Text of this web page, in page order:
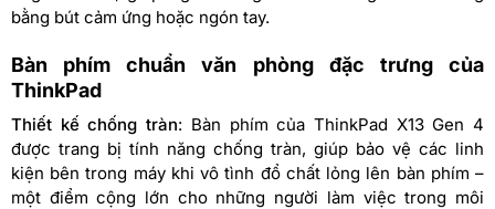
bằng bút cảm ứng hoặc ngón tay.
Bàn phím chuẩn văn phòng đặc trưng của
ThinkPad
Thiết kế chống tràn: Bàn phím của ThinkPad X13 Gen 4
được trang bị tính năng chống tràn, giúp bảo vệ các linh
kiện bên trong máy khi vô tình đổ chất lỏng lên bàn phím –
một điểm cộng lớn cho những người làm việc trong môi